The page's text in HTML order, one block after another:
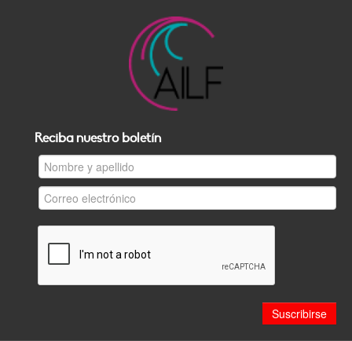
Reciba nuestro boletín